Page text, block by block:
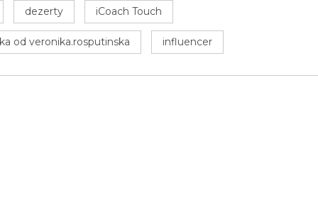
dezerty iCoach Touch
od veronika.rosputinska influencer